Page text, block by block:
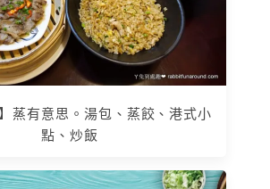
】蒸有意思。湯包、蒸餃、港式小
點、炒飯